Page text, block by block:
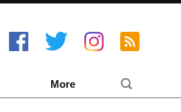
More